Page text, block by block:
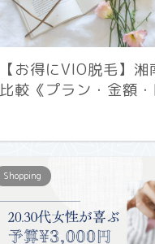
【お得にVIO脱毛】
比較《プラン・金額・
Shopping